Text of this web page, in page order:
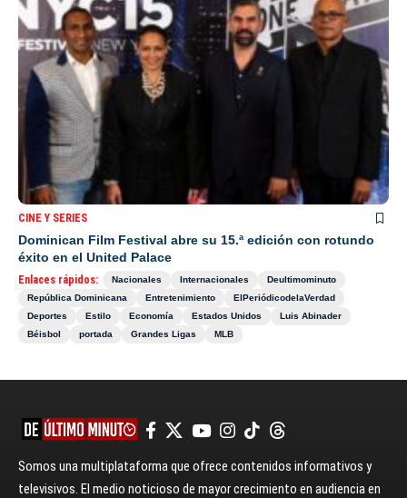
CINE Y SERIES
Dominican Film Festival abre su 15.ª edición con rotundo
éxito en el United Palace
Enlaces rápidos: Nacionales Internacionales
Deultimominuto
República Dominicana
Entretenimiento
ElPeriódicodelaVerdad
Deportes
Estilo Economía Estados Unidos
Luis Abinader
Béisbol
portada Grandes Ligas MLB
Somos una multiplataforma que ofrece contenidos informativos y
televisivos. El medio noticioso de mayor crecimiento en audiencia en